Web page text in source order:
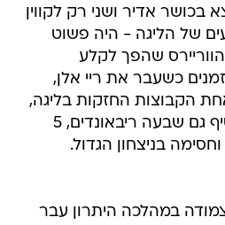
בכושר אדיר ושני רק לקווין
של הליגה - היה פשוט
הווריירס שהפך לקלע
כשעבר את ריי אלן,
מול אחת הקבוצות החזקות בליגה,
כולל 9 מ-14 ל-3, והוסיף גם שבעה ריבאונדים, 5
בניצחון הגדול.
במהלכה היתרון עבר